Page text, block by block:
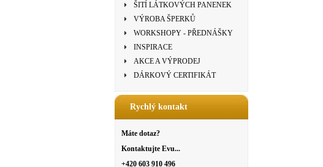
ŠITÍ LÁTKOVÝCH PANENEK
VÝROBA ŠPERKŮ
WORKSHOPY - PŘEDNÁŠKY
INSPIRACE
AKCE A VÝPRODEJ
DÁRKOVÝ CERTIFIKÁT
Rychlý kontakt
Máte dotaz?
Kontaktujte Evu...
+420 603 910 496